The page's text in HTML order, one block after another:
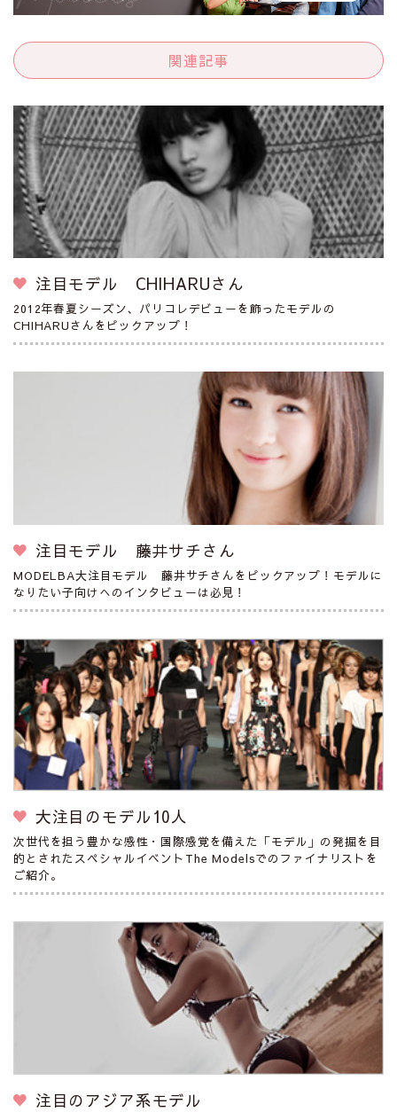
関連記事
注目モデル CHIHARUさん
2012年春夏シーズン、パリコレデビューを飾ったモデルの
CHIHARUさんをピックアップ！
注目モデル 藤井サチさん
MODELBA大注目モデル 藤井サチさんをピックアップ！モデルに
なりたい子向けへのインタビューは必見！
大注目のモデル10人
次世代を担う豊かな感性・国際感覚を備えた「モデル」の発掘を目
的とされたスペシャルイベントThe Modelsでのファイナリストを
ご紹介。
注目のアジア系モデル